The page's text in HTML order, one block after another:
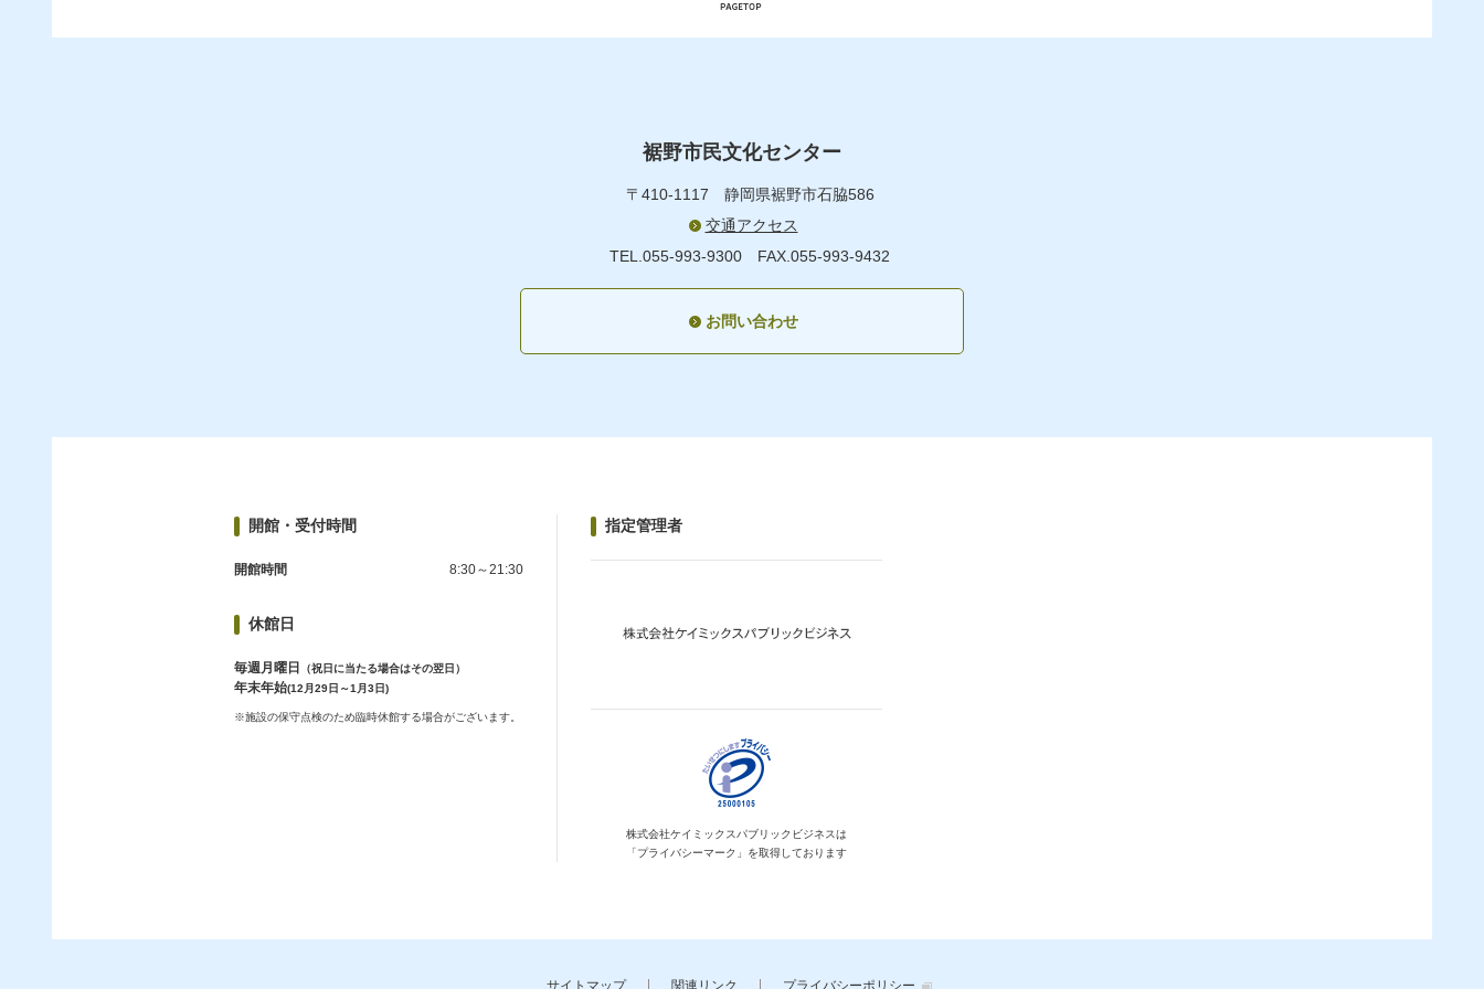
裾野市民文化センター
〒410-1117 静岡県裾野市石脇586
交通アクセス
TEL.055-993-9300 FAX.055-993-9432
お問い合わせ
開館・受付時間
開館時間 8:30～21:30
休館日
毎週月曜日 （祝日に当たる場合はその翌日）
年末年始(12月29日～1月3日)
※施設の保守点検のため臨時休館する場合がございます。
指定管理者
株式会社ケイミックス パブリックビジネスは
「プライバシーマーク」を取得しております
サイトマップ 関連リンク プライバシーポリシー